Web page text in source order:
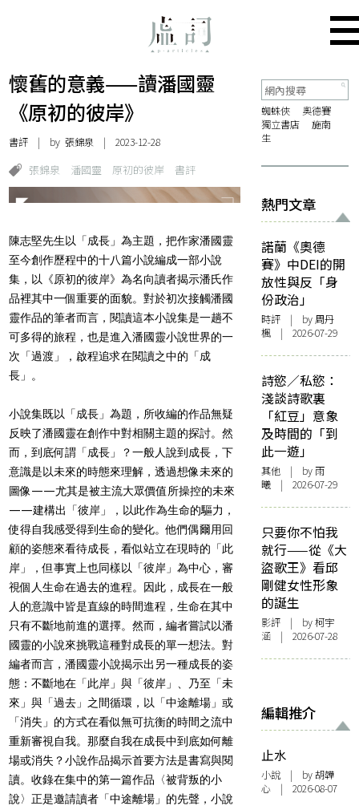
懷舊的意義——讀潘國靈
《原初的彼岸》
書評 | by張錦泉 | 2023-12-28
張錦泉 潘國靈 原初的彼岸 書評
陳志堅先生以「成長」為主題，把作家潘國靈
至今創作歷程中的十八篇小說編成一部小說
集，以《原初的彼岸》為名向讀者揭示潘氏作
品裡其中一個重要的面貌。對於初次接觸潘國
靈作品的筆者而言，閱讀這本小說集是一趟不
可多得的旅程，也是進入潘國靈小說世界的一
次「過渡」，啟程追求在閱讀之中的「成
長」。
小說集既以「成長」為題，所收編的作品無疑
反映了潘國靈在創作中對相關主題的探討。然
而，到底何謂「成長」？一般人說到成長，下
意識是以未來的時態來理解，透過想像未來的
圖像——尤其是被主流大眾價值所操控的未來
——建構出「彼岸」，以此作為生命的驅力，
使得自我感受得到生命的變化。他們偶爾用回
顧的姿態來看待成長，看似站立在現時的「此
岸」，但事實上也同樣以「彼岸」為中心，審
視個人生命在過去的進程。因此，成長在一般
人的意識中皆是直線的時間進程，生命在其中
只有不斷地前進的選擇。然而，編者嘗試以潘
國靈的小說來挑戰這種對成長的單一想法。對
編者而言，潘國靈小說揭示出另一種成長的姿
態：不斷地在「此岸」與「彼岸」、乃至「未
來」與「過去」之間循環，以「中途離場」或
「消失」的方式在看似無可抗衡的時間之流中
重新審視自我。那麼自我在成長中到底如何離
場或消失？小說作品揭示首要方法是書寫與閱
讀。收錄在集中的第一篇作品〈被背叛的小
說〉正是邀請讀者「中途離場」的先聲，小說
蜘蛛俠
奧德賽
獨立書店
施南
生
熱門文章
諾蘭《奧德
賽》中DEI的開
放性與反「身
份政治」
時評 | by周丹
楓 | 2026-07-29
詩慾／私慾：
淺談詩歌裏
「紅豆」意象
及時間的「到
此一遊」
其他 | by 雨
曦 | 2026-07-29
只要你不怕我
就行——從《大
盜歌王》看邱
剛健女性形象
的誕生
影評 | by 柯宇
涵 | 2026-07-28
編輯推介
止水
小說 | by 胡韡
心 | 2026-08-07